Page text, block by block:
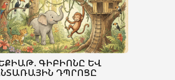
ԳԻԲԻՈՆԸ ԵՎ
ԴՊՐՈՑԸ